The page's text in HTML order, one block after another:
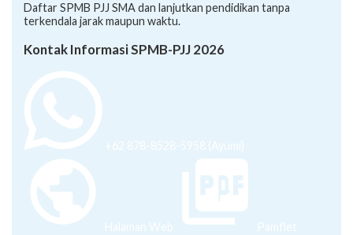
Daftar SPMB PJJ SMA dan lanjutkan pendidikan tanpa
terkendala jarak maupun waktu.
Kontak Informasi SPMB-PJJ 2026
+62 878-8528-5958 (Ayumi)
Halaman Web Pamflet